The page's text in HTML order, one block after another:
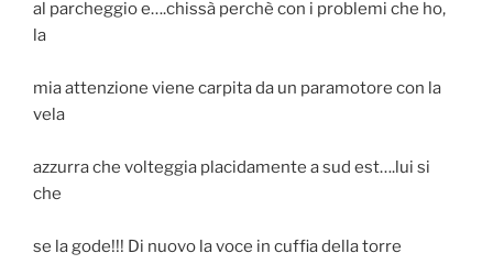
al parcheggio e….chissà perchè con i problemi che ho,
la
mia attenzione viene carpita da un paramotore con la
vela
azzurra che volteggia placidamente a sud est….lui si
che
se la gode!!! Di nuovo la voce in cuffia della torre